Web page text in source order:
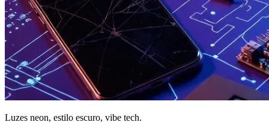
Luzes neon, estilo escuro, vibe tech.